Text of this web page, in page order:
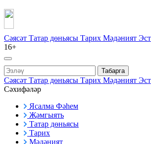
Сәясәт Татар дөньясы Тарих Мәдәният
16+
Табарга
Сәясәт Татар дөньясы Тарих Мәдәният
Сәхифәләр
Ясалма Фәһем
Җәмгыять
Татар дөньясы
Тарих
Мәдәният